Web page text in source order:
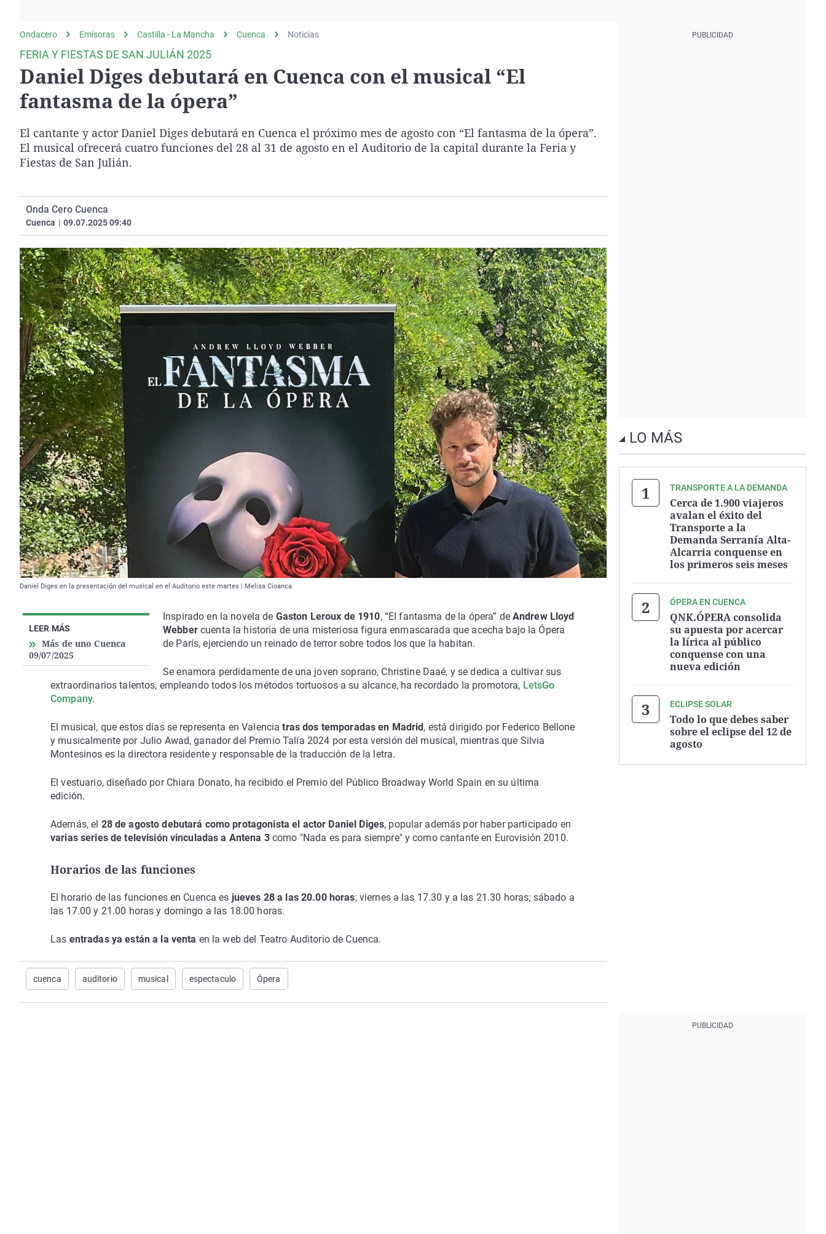
gato
Equipo de investigación
Operación Viuda
Negra
Navarra
Ondacero Emisoras Castilla - La Mancha Cuenca Noticias
FERIA Y FIESTAS DE SAN JULIÁN 2025
Daniel Diges debutará en Cuenca con el musical “El
fantasma de la ópera”
El cantante y actor Daniel Diges debutará en Cuenca el próximo mes de agosto con “El fantasma de la ópera”.
El musical ofrecerá cuatro funciones del 28 al 31 de agosto en el Auditorio de la capital durante la Feria y
Fiestas de San Julián.
Onda Cero Cuenca
Cuenca | 09.07.2025 09:40
Daniel Diges en la presentación del musical en el Auditorio este martes | Melisa Cioanca
LEER MÁS
Más de uno Cuenca
09/07/2025
Inspirado en la novela de Gaston Leroux de 1910, “El fantasma de la ópera” de Andrew Lloyd
Webbercuenta la historia de una misteriosa figura enmascarada que acecha bajo la Ópera
de París, ejerciendo un reinado de terror sobre todos los que la habitan.
Se enamora perdidamente de una joven soprano, Christine Daaé, y se dedica a cultivar sus
extraordinarios talentos, empleando todos los métodos tortuosos a su alcance, ha recordado la promotora, LetsGo
Company.
El musical, que estos días se representa en Valenciatras dos temporadas en Madrid , está dirigido por Federico Bellone
y musicalmente por Julio Awad, ganador del Premio Talía 2024 por esta versión del musical, mientras que Silvia
Montesinos es la directora residente y responsable de la traducción de la letra.
El vestuario, diseñado por Chiara Donato, ha recibido el Premio del Público Broadway World Spain en su última
edición.
Además, el 28 de agosto debutará como protagonista el actor Daniel Diges, popular además por haber participado en
varias series de televisión vinculadas a Antena 3como "Nada es para siempre" y como cantante en Eurovisión 2010.
Horarios de las funciones
El horario de las funciones en Cuenca es jueves 28 a las 20.00 horas; viernes a las 17.30 y a las 21.30 horas; sábado a
las 17.00 y 21.00 horas y domingo a las 18.00 horas.
Las entradas ya están a la venta en la web del Teatro Auditorio de Cuenca.
cuenca auditorio musical espectaculo Ópera
LO MÁS
TRANSPORTE A LA DEMANDA
Cerca de 1.900 viajeros
avalan el éxito del
Transporte a la
Demanda Serranía Alta-
Alcarria conquense en
los primeros seis meses
ÓPERA EN CUENCA
QNK.ÓPERA consolida
su apuesta por acercar
la lírica al público
conquense con una
nueva edición
ECLIPSE SOLAR
Todo lo que debes saber
sobre el eclipse del 12 de
agosto